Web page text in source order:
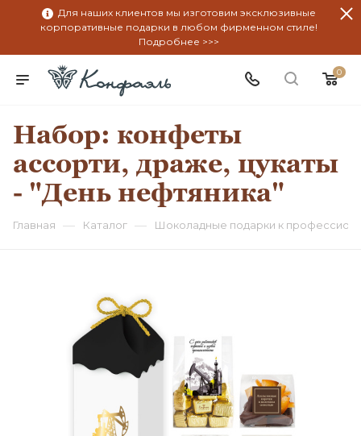
Для наших клиентов мы изготовим эксклюзивные
корпоративные подарки в любом фирменном стиле!
Подробнее >>>
0
Набор: конфеты
ассорти, драже, цукаты
- "День нефтяника"
Главная — Каталог — Шоколадные подарки к